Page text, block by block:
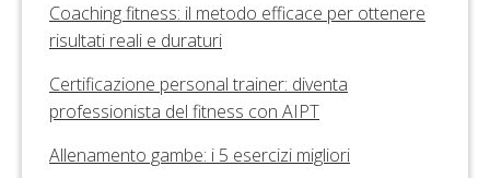
Coaching fitness: il metodo efficace per ottenere
risultati reali e duraturi
Certificazione personal trainer: diventa
professionista del fitness con AIPT
Allenamento gambe: i 5 esercizi migliori